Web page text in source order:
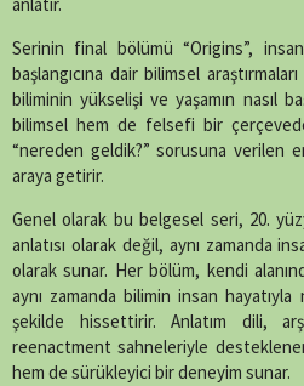
Serinin final bölümü “Origins”,
başlangıcına dair bilimsel
biliminin yükselişi ve yaşamın nasıl
bilimsel hem de felsefi bir
“nereden geldik?” sorusuna verilen
araya getirir.
Genel olarak bu belgesel seri, 20.
anlatısı olarak değil, aynı zamanda
olarak sunar. Her bölüm, kendi
aynı zamanda bilimin insan
şekilde hissettirir. Anlatım dili,
reenactment sahneleriyle
hem de sürükleyici bir deneyim sunar.